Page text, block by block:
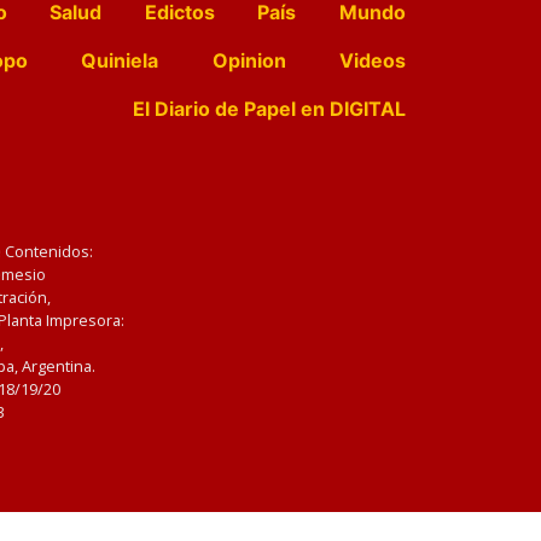
Salud Edictos País
Mundo
Quiniela Opinion
Videos
El Diario de Papel en DIGITAL
Impresora:
Argentina.
19/20